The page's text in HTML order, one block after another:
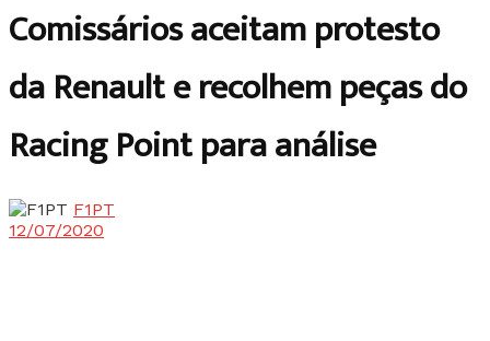
Comissários aceitam protesto
da Renault e recolhem peças do
Racing Point para análise
F1PT
12/07/2020